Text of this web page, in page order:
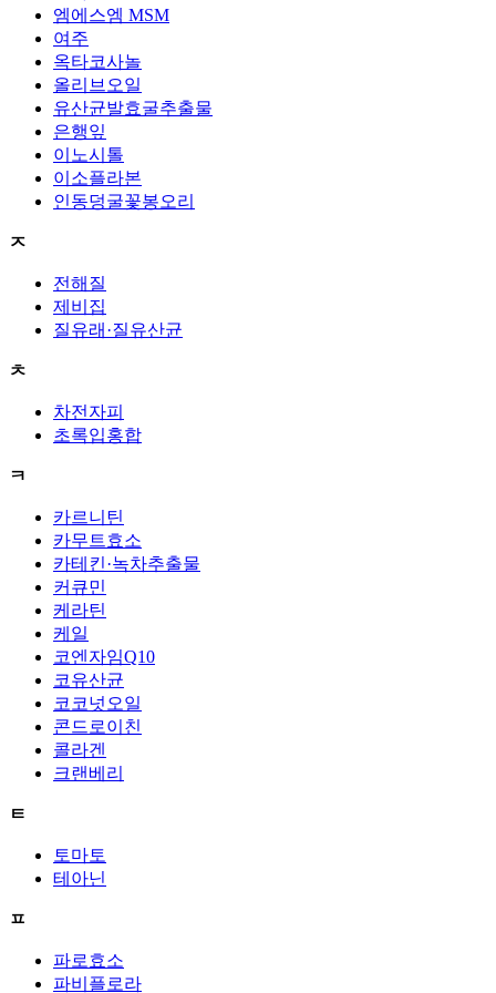
엠에스엠 MSM
여주
옥타코사놀
올리브오일
유산균발효굴추출물
은행잎
이노시톨
이소플라본
인동덩굴꽃봉오리
ㅈ
전해질
제비집
질유래·질유산균
ㅊ
차전자피
초록입홍합
ㅋ
카르니틴
카무트효소
카테킨·녹차추출물
커큐민
케라틴
케일
코엔자임Q10
코유산균
코코넛오일
콘드로이친
콜라겐
크랜베리
ㅌ
토마토
테아닌
ㅍ
파로효소
파비플로라